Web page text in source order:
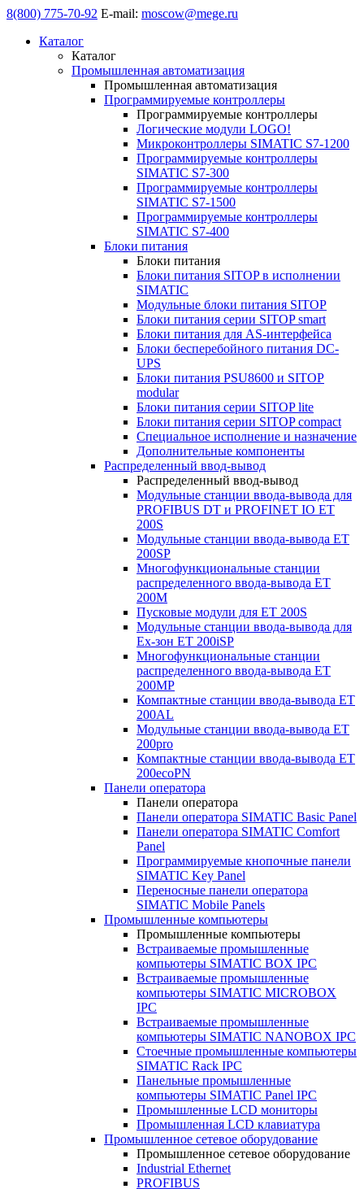
8(800) 775-70-92 E-mail: moscow@mege.ru
Каталог
Каталог
Промышленная автоматизация
Промышленная автоматизация
Программируемые контроллеры
Программируемые контроллеры
Логические модули LOGO!
Микроконтроллеры SIMATIC S7-1200
Программируемые контроллеры
SIMATIC S7-300
Программируемые контроллеры
SIMATIC S7-1500
Программируемые контроллеры
SIMATIC S7-400
Блоки питания
Блоки питания
Блоки питания SITOP в исполнении
SIMATIC
Модульные блоки питания SITOP
Блоки питания серии SITOP smart
Блоки питания для AS-интерфейса
Блоки бесперебойного питания DC-
UPS
Блоки питания PSU8600 и SITOP
modular
Блоки питания серии SITOP lite
Блоки питания серии SITOP compact
Специальное исполнение и назначение
Дополнительные компоненты
Распределенный ввод-вывод
Распределенный ввод-вывод
Модульные станции ввода-вывода для
PROFIBUS DT и PROFINET IO ET
200S
Модульные станции ввода-вывода ET
200SP
Многофункциональные станции
распределенного ввода-вывода ET
200M
Пусковые модули для ET 200S
Модульные станции ввода-вывода для
Ex-зон ET 200iSP
Многофункциональные станции
распределенного ввода-вывода ET
200MP
Компактные станции ввода-вывода ET
200AL
Модульные станции ввода-вывода ET
200pro
Компактные станции ввода-вывода ET
200ecoPN
Панели оператора
Панели оператора
Панели оператора SIMATIC Basic Panel
Панели оператора SIMATIC Comfort
Panel
Программируемые кнопочные панели
SIMATIC Key Panel
Переносные панели оператора
SIMATIC Mobile Panels
Промышленные компьютеры
Промышленные компьютеры
Встраиваемые промышленные
компьютеры SIMATIC BOX IPC
Встраиваемые промышленные
компьютеры SIMATIC MICROBOX
IPC
Встраиваемые промышленные
компьютеры SIMATIC NANOBOX IPC
Стоечные промышленные компьютеры
SIMATIC Rack IPC
Панельные промышленные
компьютеры SIMATIC Panel IPC
Промышленные LCD мониторы
Промышленная LCD клавиатура
Промышленное сетевое оборудование
Промышленное сетевое оборудование
Industrial Ethernet
PROFIBUS